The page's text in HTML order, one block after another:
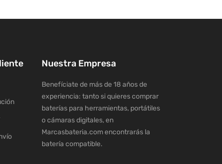
Nuestra Empresa
Benefíciate de más de 18 años de
experiencia: tanto si quieres comprar
baterías para herramientas, portátiles
o cámaras digitales, en
Marcasbateria.com encontrarás la
batería compatible.